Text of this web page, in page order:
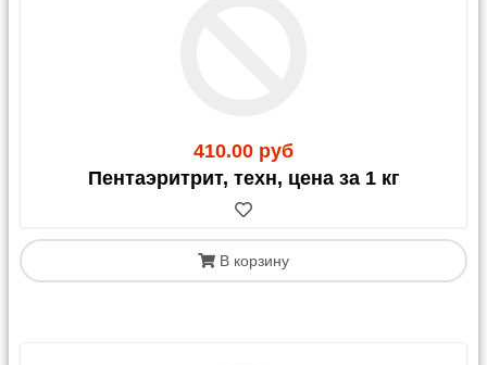
410.00 руб
Пентаэритрит, техн, цена за 1 кг
В корзину